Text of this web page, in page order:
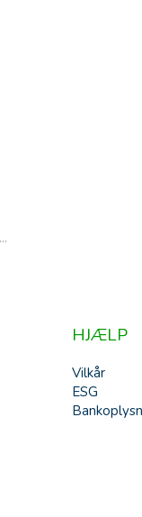
Vilkår
ESG
HJÆLP